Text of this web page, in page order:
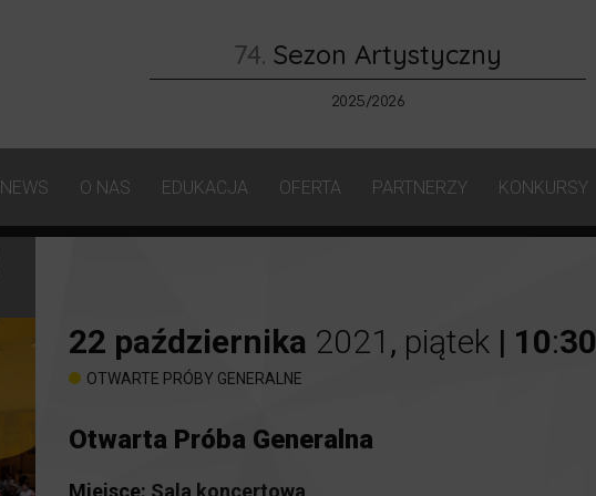
74. Sezon Artystyczny
2025/2026
NEWS O NAS EDUKACJA OFERTA PARTNERZY KONKURSY
22 października 2021 , piątek | 10:30
OTWARTE PRÓBY GENERALNE
Otwarta Próba Generalna
Miejsce: Sala koncertowa